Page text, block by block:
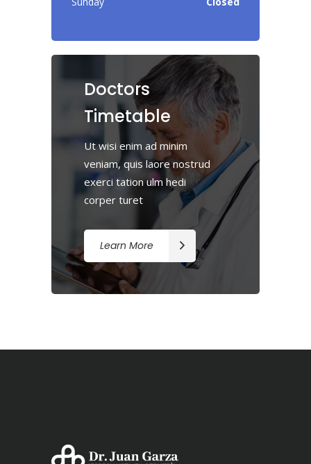
Doctors
Timetable
Ut wisi enim ad minim
veniam, quis laore nostrud
exerci tation ulm hedi
corper turet
Learn More